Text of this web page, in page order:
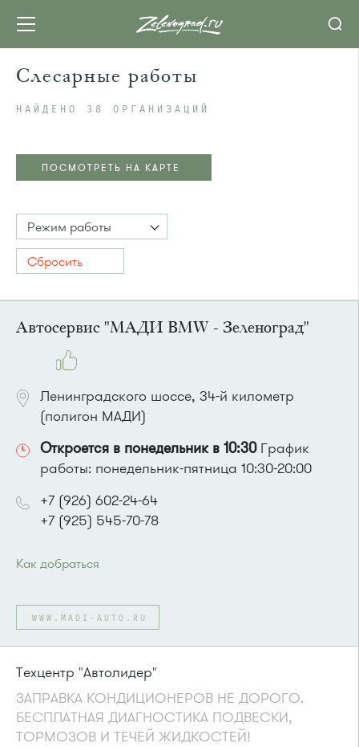
Слесарные работы
НАЙДЕНО 38 ОРГАНИЗАЦИЙ
ПОСМОТРЕТЬ НА КАРТЕ
Режим работы
Сбросить
Автосервис "МАДИ BMW - Зеленоград"
Ленинградского шоссе, 34-й километр
(полигон МАДИ)
Откроется в понедельник в 10:30График
работы: понедельник-пятница 10:30-20:00
+7 (926) 602-24-64
+7 (925) 545-70-78
Как добраться
Автобусы № 13, 35, 36, 44, 45, 350, 400, 400э, 440.
Маршрутка № 400, 431м, 476м, 900
или до остановки"Елино":
Маршрутка № 431м, 476м, 900
WWW.MADI-AUTO.RU
Техцентр "Автолидер"
ЗАПРАВКА КОНДИЦИОНЕРОВ НЕ ДОРОГО.
БЕСПЛАТНАЯ ДИАГНОСТИКА ПОДВЕСКИ,
ТОРМОЗОВ И ТЕЧЕЙ ЖИДКОСТЕЙ!